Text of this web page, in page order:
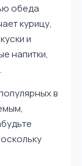
обеда
курицу,
и
напитки,
в